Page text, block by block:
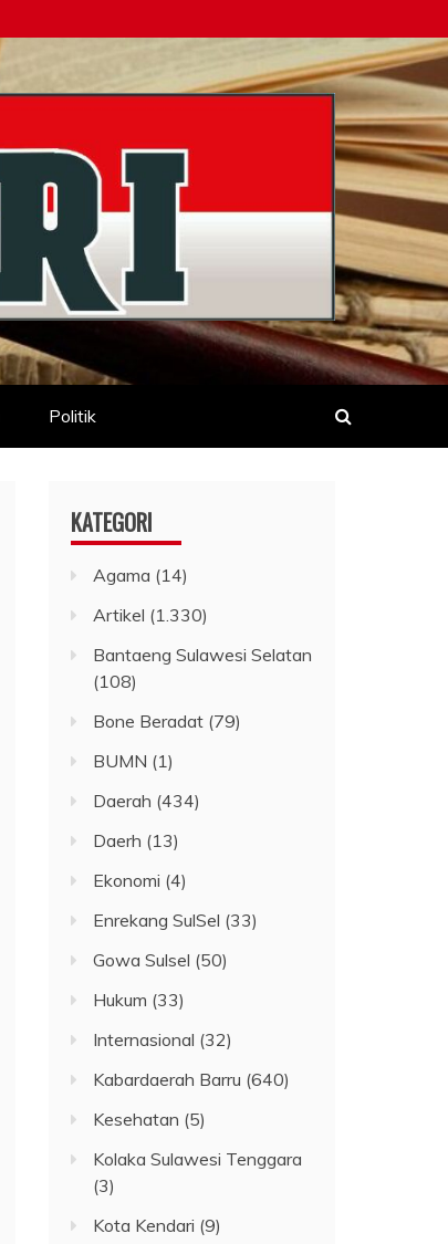
Politik
KATEGORI
Agama (14)
Artikel (1.330)
Bantaeng Sulawesi Selatan
(108)
Bone Beradat (79)
BUMN (1)
Daerah (434)
Daerh (13)
Ekonomi (4)
Enrekang SulSel (33)
Gowa Sulsel (50)
Hukum (33)
Internasional (32)
Kabardaerah Barru (640)
Kesehatan (5)
Kolaka Sulawesi Tenggara
(3)
Kota Kendari (9)